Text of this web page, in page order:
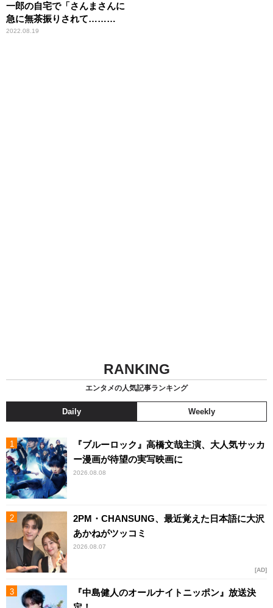
一郎の自宅で「さんまさんに
急に無茶振りされて……
（笑）」
2022.08.19
RANKING
エンタメの人気記事ランキング
Daily Weekly
『ブルーロック』高橋文哉主演、大人気サッカ
ー漫画が待望の実写映画に
2026.08.08
2PM・CHANSUNG、最近覚えた日本語に大沢
あかねがツッコミ
2026.08.07
AD
『中島健人のオールナイトニッポン』放送決